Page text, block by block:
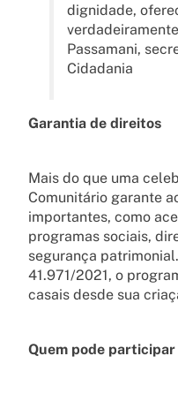
dignidade,
Passamani,
Cidadania
Garantia de direitos
Mais do que uma
Comunitário garante
importantes, como
programas sociais,
segurança
41.971/2021, o
casais desde sua
Quem pode participar